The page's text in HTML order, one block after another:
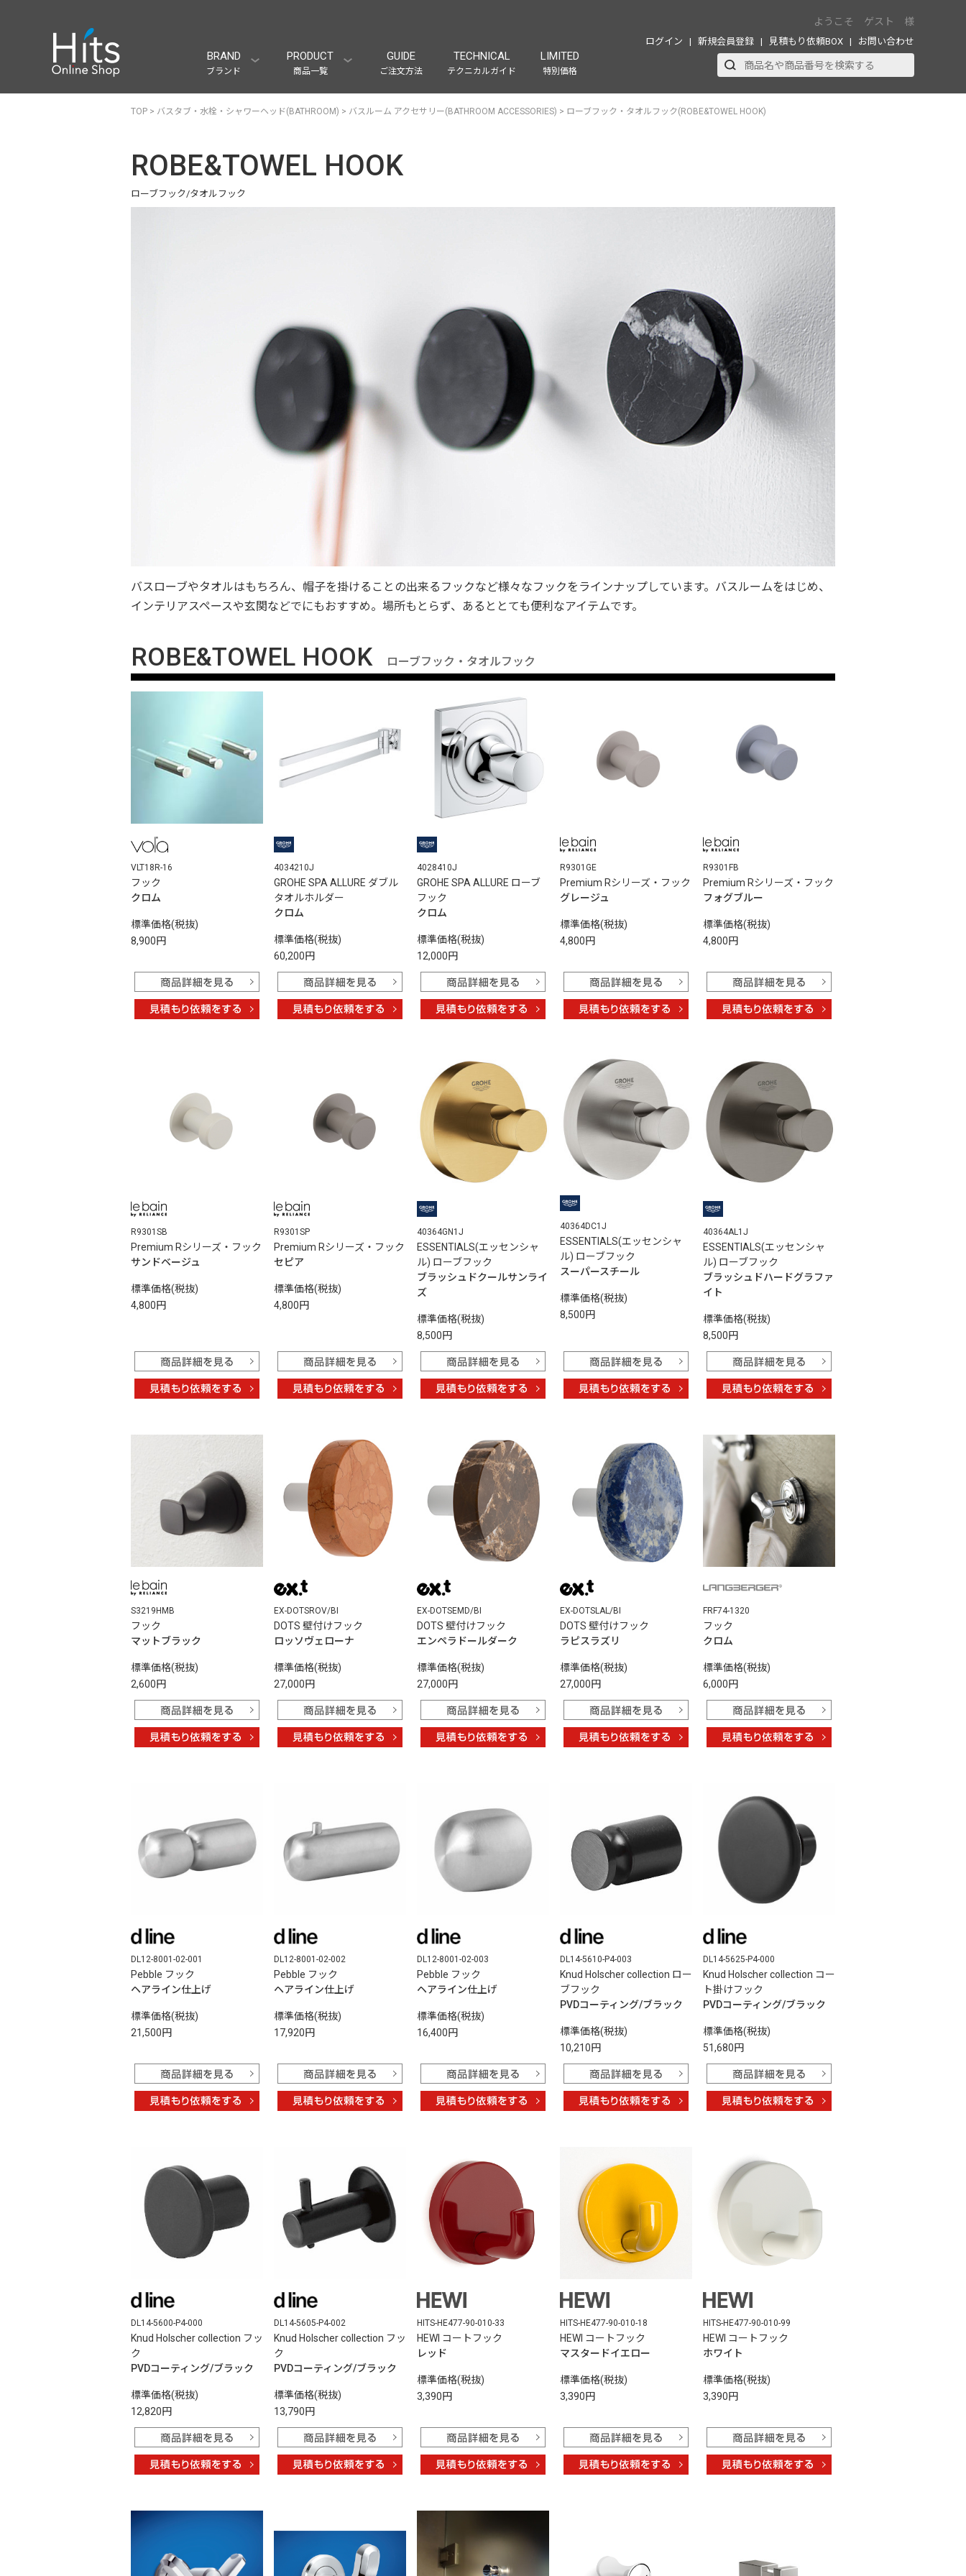
ようこそ ゲスト 様
ログイン 新規会員登録 見積もり依頼BOX お問い合わせ
BRAND
ブランド
PRODUCT
商品一覧
GUIDE
ご注文方法
TECHNICAL
テクニカルガイド
LIMITED
特別価格
TOP > バスタブ・水栓・シャワーヘッド(BATHROOM) > バスルーム アクセサリー(BATHROOM ACCESSORIES) > ローブフック・タオルフック(ROBE&TOWEL HOOK)
ROBE&TOWEL HOOK
ローブフック/タオルフック
バスローブやタオルはもちろん、帽子を掛けることの出来るフックなど様々なフックをラインナップしています。バスルームをはじめ、
インテリアスペースや玄関などでにもおすすめ。場所もとらず、あるととても便利なアイテムです。
ROBE&TOWEL HOOK ローブフック・タオルフック
VLT18R-16
フック
クロム
標準価格(税抜)
8,900円
4034210J
GROHE SPA ALLURE ダブル
タオルホルダー
クロム
標準価格(税抜)
60,200円
4028410J
GROHE SPA ALLURE ローブ
フック
クロム
標準価格(税抜)
12,000円
R9301GE
Premium Rシリーズ・フック
グレージュ
標準価格(税抜)
4,800円
R9301FB
Premium Rシリーズ・フック
フォグブルー
標準価格(税抜)
4,800円
R9301SB
Premium Rシリーズ・フック
サンドベージュ
標準価格(税抜)
4,800円
R9301SP
Premium Rシリーズ・フック
セピア
標準価格(税抜)
4,800円
40364GN1J
ESSENTIALS(エッセンシャ
ル) ローブフック
ブラッシュドクールサンライ
ズ
標準価格(税抜)
8,500円
40364DC1J
ESSENTIALS(エッセンシャ
ル) ローブフック
スーパースチール
標準価格(税抜)
8,500円
40364AL1J
ESSENTIALS(エッセンシャ
ル) ローブフック
ブラッシュドハードグラファ
イト
標準価格(税抜)
8,500円
S3219HMB
フック
マットブラック
標準価格(税抜)
2,600円
EX-DOTSROV/BI
DOTS 壁付けフック
ロッソヴェローナ
標準価格(税抜)
27,000円
EX-DOTSEMD/BI
DOTS 壁付けフック
エンペラドールダーク
標準価格(税抜)
27,000円
EX-DOTSLAL/BI
DOTS 壁付けフック
ラピスラズリ
標準価格(税抜)
27,000円
FRF74-1320
フック
クロム
標準価格(税抜)
6,000円
DL12-8001-02-001
Pebble フック
ヘアライン仕上げ
標準価格(税抜)
21,500円
DL12-8001-02-002
Pebble フック
ヘアライン仕上げ
標準価格(税抜)
17,920円
DL12-8001-02-003
Pebble フック
ヘアライン仕上げ
標準価格(税抜)
16,400円
DL14-5610-P4-003
Knud Holscher collection ロー
ブフック
PVDコーティング/ブラック
標準価格(税抜)
10,210円
DL14-5625-P4-000
Knud Holscher collection コー
ト掛けフック
PVDコーティング/ブラック
標準価格(税抜)
51,680円
DL14-5600-P4-000
Knud Holscher collection フッ
ク
PVDコーティング/ブラック
標準価格(税抜)
12,820円
DL14-5605-P4-002
Knud Holscher collection フッ
ク
PVDコーティング/ブラック
標準価格(税抜)
13,790円
HITS-HE477-90-010-33
HEWI コートフック
レッド
標準価格(税抜)
3,390円
HITS-HE477-90-010-18
HEWI コートフック
マスタードイエロー
標準価格(税抜)
3,390円
HITS-HE477-90-010-99
HEWI コートフック
ホワイト
標準価格(税抜)
3,390円